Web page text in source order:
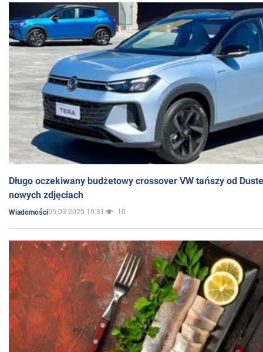
Długo oczekiwany budżetowy crossover VW tańszy od
nowych zdjęciach
Wiadomości05.03.2025 19:31 10